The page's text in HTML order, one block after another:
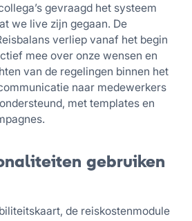
gevraagd het systeem
we live zijn gegaan. De
verliep vanaf het begin
mee over onze wensen en
van de regelingen binnen het
naar medewerkers
met templates en
gebruiken
de reiskostenmodule